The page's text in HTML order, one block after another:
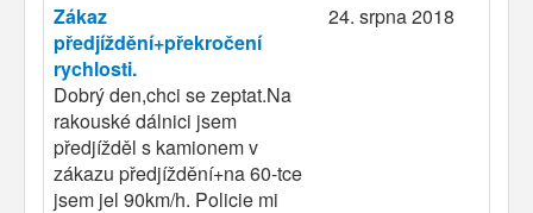
Zákaz
předjíždění+překročení
rychlosti.
Dobrý den,chci se zeptat.Na
rakouské dálnici jsem
předjížděl s kamionem v
zákazu předjíždění+na 60-tce
jsem jel 90km/h. Policie mi
24. srpna 2018